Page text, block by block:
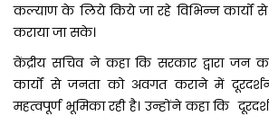
कल्याण के लिये किये जा रहे विभिन्न
कराया जा सके।
केंद्रीय सचिव ने कहा कि सरकार द्वारा जन
कार्यों से जनता को अवगत कराने में
महत्वपूर्ण भूमिका रही है। उन्होंने कहा कि